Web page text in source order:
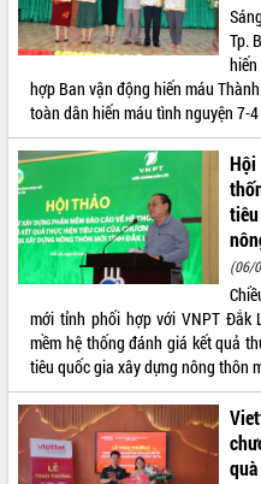
Không có file video nào để phát.
ALBUM ẢNH
LIÊN KẾT WEB
Tp.
hợp Ban vận động hiến máu
toàn dân hiến máu tình nguyện 7-
(06/
mới tỉnh phối hợp với VNPT Đắk
mềm hệ thống đánh giá kết quả
tiêu quốc gia xây dựng nông thôn